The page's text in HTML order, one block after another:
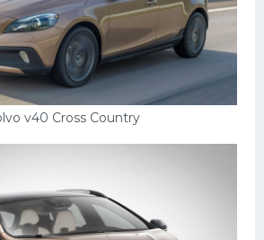
v40 Cross Country